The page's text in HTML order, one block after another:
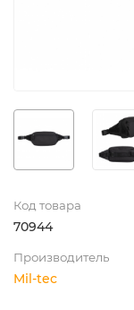
Код товара
70944
Производитель
Mil-tec